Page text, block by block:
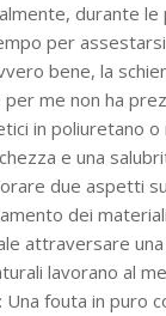
durante
per
bene, la
me non ha
in poliuretano
e una
due aspetti
dei
attraversare
lavorano al
fouta in puro